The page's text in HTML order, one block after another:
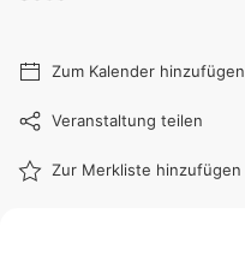
Zum Kalender hinzufügen
Veranstaltung teilen
Zur Merkliste hinzufügen